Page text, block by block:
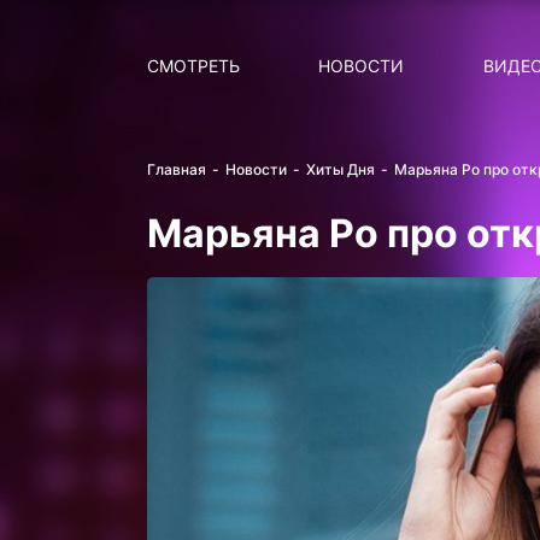
СМОТРЕТЬ НОВОСТИ
Главная Новости Хиты Дня Марьяна Ро про
Марьяна Ро про